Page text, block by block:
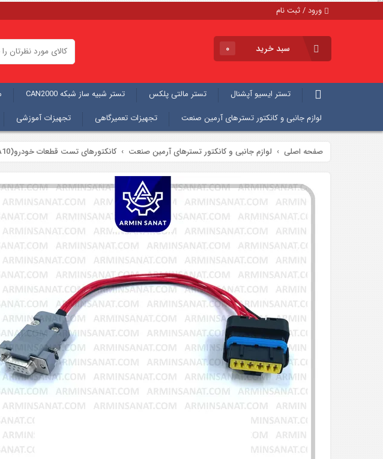
دریچه گاز جی 34 تستر سنسور خودرو
ورود / ثبت نام
سبد خرید ۰
تستر ایسیو آپشنال تستر مالتی پلکس تستر شبیه ساز شبکه CAN2000
لوازم جانبی و کانکتور تسترهای آرمین صنعت
تجهیزات تعمیرگاهی تجهیزات آموزشی
صفحه اصلی لوازم جانبی و کانکتور تسترهای آرمین صنعت کانکتورهای تست قطعات خودرو(AT9&A10)